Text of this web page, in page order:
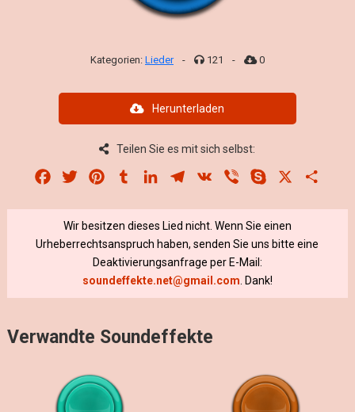
Kategorien: Lieder - 121 - 0
Herunterladen
Teilen Sie es mit sich selbst:
Facebook
Twitter PinterestTumblrLinkedInTelegram
VK Viber Skype
Wir besitzen dieses Lied nicht. Wenn Sie einen
Urheberrechtsanspruch haben, senden Sie uns bitte eine
Deaktivierungsanfrage per E-Mail:
soundeffekte.net@gmail.com . Dank!
Verwandte Soundeffekte